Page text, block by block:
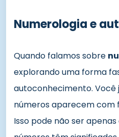
Numerologia e
Quando falamos sobre
explorando uma forma
autoconhecimento. Você
números aparecem com
Isso pode não ser apenas